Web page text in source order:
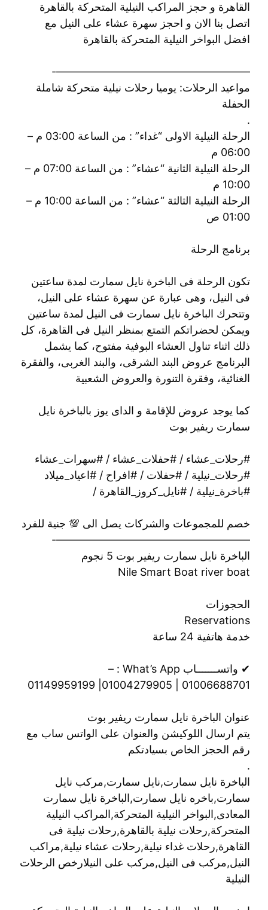
القاهرة و حجز المراكب النيلية المتحركة بالقاهرة
اتصل بنا الان و احجز سهرة عشاء على النيل مع
افضل البواخر النيلية المتحركة بالقاهرة
——————————————————-
مواعيد الرحلات: يوميا رحلات نيلية متحركة شاملة
الحفلة
.
الرحلة النيلية الاولى “غداء” : من الساعة 03:00 م –
06:00 م
الرحلة النيلية الثانية “عشاء” : من الساعة 07:00 م –
10:00 م
الرحلة النيلية الثالثة “عشاء” : من الساعة 10:00 م –
01:00 ص
برنامج الرحلة
تكون الرحلة فى الباخرة نايل سمارت لمدة ساعتين
فى النيل، وهى عبارة عن سهرة عشاء على النيل،
وتتحرك الباخرة نايل سمارت فى النيل لمدة ساعتين
ويمكن لحضراتكم التمتع بمنظر النيل فى القاهرة، كل
ذلك اثناء تناول العشاء البوفية مفتوح، كما يشمل
البرنامج عروض البند الشرقى، والبند الغربى، والفقرة
الغنائية، وفقرة التنورة والعروض الشعبية
كما يوجد عروض للإقامة و الداى يوز بالباخرة نايل
سمارت ريفير بوت
#رحلات_عشاء / #حفلات_عشاء / #سهرات_عشاء
#رحلات_نيلية / #حفلات / #افراح / #اعياد_ميلاد
#باخرة_نيلية / #نايل_كروز_القاهرة /
خصم للمجموعات والشركات يصل الى 💯 جنية للفرد
——————————————————-
الباخرة نايل سمارت ريفير بوت 5 نجوم
Nile Smart Boat river boat
الحجوزات
Reservations
خدمة هاتفية 24 ساعة
✔ واتســـــــاب What’s App : –
01006688701 | 01004279905| 01149959199
عنوان الباخرة نايل سمارت ريفير بوت
يتم ارسال اللوكيشن والعنوان على الواتس ساب مع
رقم الحجز الخاص بسيادتكم
.
الباخرة نايل سمارت,نايل سمارت,مركب نايل
سمارت,باخره نايل سمارت,الباخرة نايل سمارت
المعادى,البواخر النيلية المتحركة,المراكب النيلية
المتحركة,رحلات نيلية بالقاهرة,رحلات نيلية فى
القاهرة,رحلات غداء نيلية,رحلات عشاء نيلية,مراكب
النيل,مركب فى النيل,مركب على النيلارخص الرحلات
النيلية